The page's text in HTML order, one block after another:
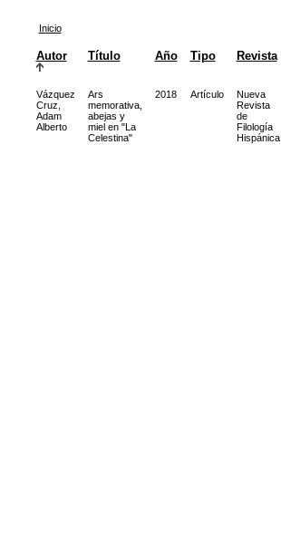
Inicio
Autor Título Año Tipo Revista
Vázquez
Cruz,
Adam
Alberto
Ars
memorativa,
abejas y
miel en "La
Celestina"
2018 Artículo
Nueva
Revista
de
Filología
Hispánica